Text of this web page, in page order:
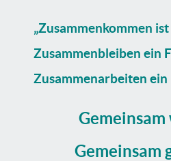
„Zusammenkommen
Zusammenbleiben ein
Zusammenarbeiten ein
Gemeinsam
Gemeinsam